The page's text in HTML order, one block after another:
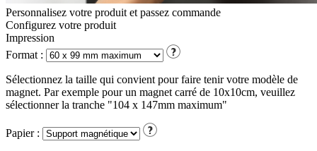
Personnalisez votre produit et passez commande
Configurez votre produit
Impression
Format :
Sélectionnez la taille qui convient pour faire tenir votre modèle de
magnet. Par exemple pour un magnet carré de 10x10cm, veuillez
sélectionner la tranche "104 x 147mm maximum"
Papier :